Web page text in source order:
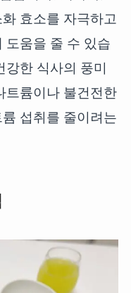
효소를 자극하고
도움을 줄 수 있습
강한 식사의 풍미
트륨이나 불건전한
섭취를 줄이려는